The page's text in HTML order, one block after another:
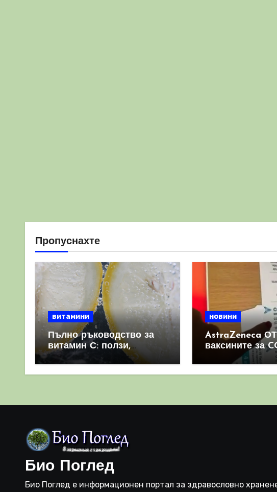
Пропуснахте
витамини
Пълно ръководство за
витамин С: ползи,
източници и защо е
важен за имунната
новини
AstraZeneca
ваксините за
световен
като призна, че
Био Поглед
Био Поглед е информационен портал за здравословно